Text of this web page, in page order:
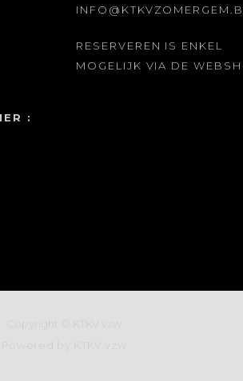
:
RESERVEREN IS ENKEL
MOGELIJK VIA DE